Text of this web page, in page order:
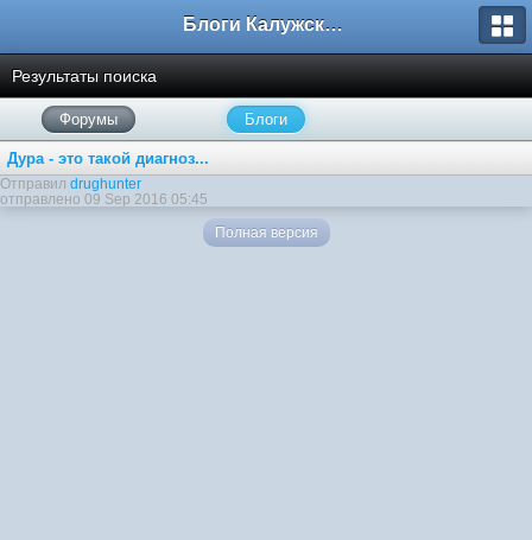
Блоги Калужского перекрестка
Результаты поиска
Форумы Блоги
Дура - это такой диагноз...
Отправил drughunter
отправлено 09 Sep 2016 05:45
Полная версия